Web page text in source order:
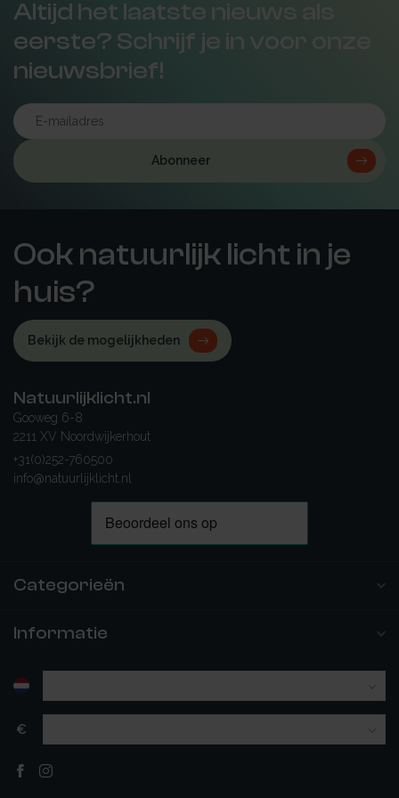
Altijd het laatste nieuws als
eerste? Schrijf je in voor onze
nieuwsbrief!
Abonneer
Ook natuurlijk licht in je
huis?
Bekijk de mogelijkheden
Natuurlijklicht.nl
Gooweg 6-8
2211 XV Noordwijkerhout
+31(0)252-760500
info@natuurlijklicht.nl
Categorieën
Informatie
€